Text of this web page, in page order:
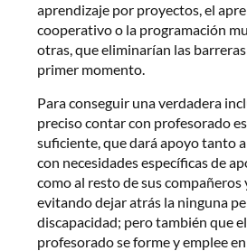
aprendizaje por proyectos, el
cooperativo o la programación
otras, que eliminarían las
primer momento.
Para conseguir una verdadera
preciso contar con profesorado
suficiente, que dará apoyo tanto
con necesidades específicas de
como al resto de sus compañeros
evitando dejar atrás la ninguna
discapacidad; pero también que
profesorado se forme y emplee